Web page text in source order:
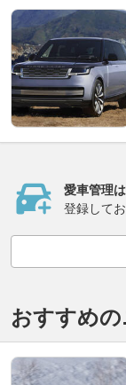
愛車管理
登録して
おすすめ